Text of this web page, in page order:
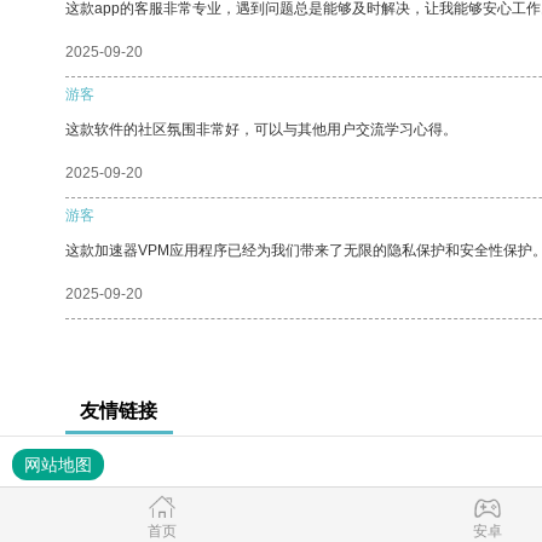
这款app的客服非常专业，遇到问题总是能够及时解决，让我能够安心工作
2025-09-20
游客
这款软件的社区氛围非常好，可以与其他用户交流学习心得。
2025-09-20
游客
这款加速器VPM应用程序已经为我们带来了无限的隐私保护和安全性保护。
2025-09-20
友情链接
网站地图
首页 安卓